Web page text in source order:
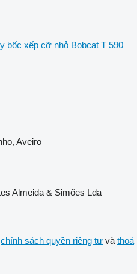
bốc xếp cỡ nhỏ Bobcat T 590
Aveiro
Almeida & Simões Lda
chính sách quyền riêng tư và thoả